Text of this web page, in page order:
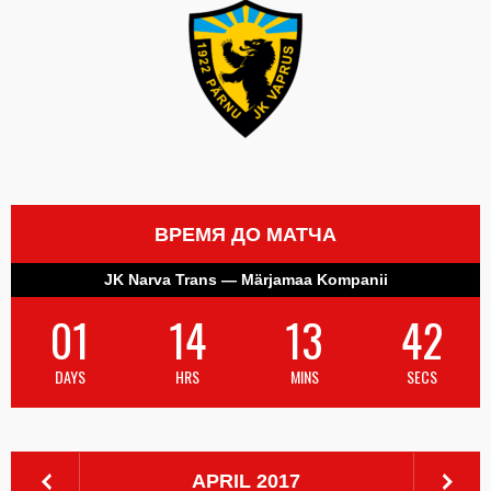
ВРЕМЯ ДО МАТЧА
JK Narva Trans — Märjamaa Kompanii
01
DAYS
14
HRS
13
MINS
41
SECS
APRIL 2017